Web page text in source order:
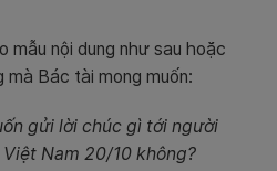
nội dung như sau hoặc
Bác tài mong muốn:
gửi lời chúc gì tới người
Nam 20/10 không?